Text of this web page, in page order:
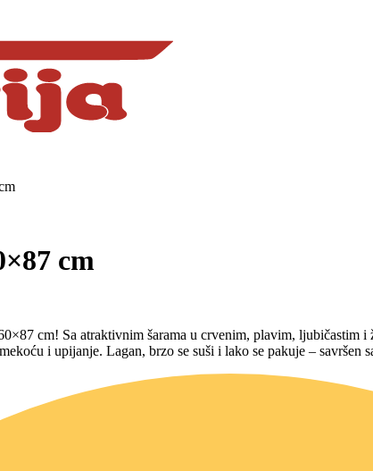
cm
cm! Sa atraktivnim šarama u crvenim, plavim, ljubičastim
i upijanje. Lagan, brzo se suši i lako se pakuje – savršen